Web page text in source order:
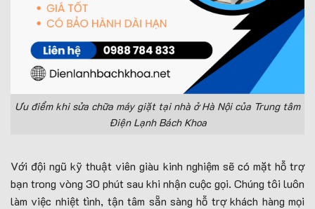
Ưu điểm khi sửa chữa máy giặt tại nhà ở Hà Nội của Trung tâm
Điện Lạnh Bách Khoa
Với đội ngũ kỹ thuật viên giàu kinh nghiệm sẽ có mặt hỗ trợ
bạn trong vòng 30 phút sau khi nhận cuộc gọi. Chúng tôi luôn
làm việc nhiệt tình, tận tâm sẵn sàng hỗ trợ khách hàng mọi